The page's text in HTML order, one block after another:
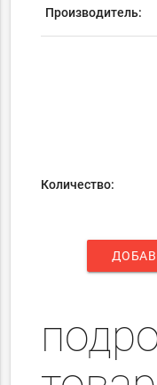
Производитель:
Количество: